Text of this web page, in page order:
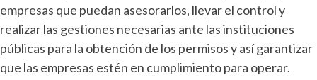
empresas que puedan asesorarlos, llevar el control y
realizar las gestiones necesarias ante las instituciones
públicas para la obtención de los permisos y así garantizar
que las empresas estén en cumplimiento para operar.